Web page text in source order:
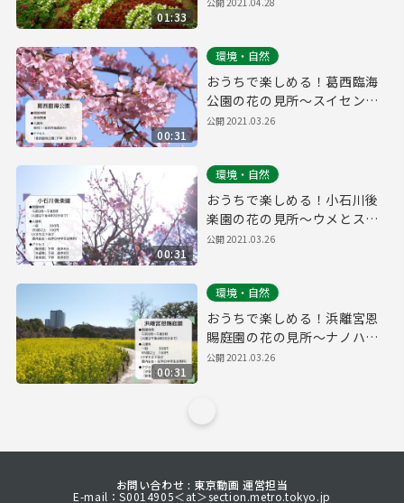
01:33
00:31
環境・自然
おうちで楽しめる！葛西臨海
公園の花の見所～スイセンと
カワヅザクラ～
公開2021.03.26
00:31
環境・自然
おうちで楽しめる！小石川後
楽園の花の見所～ウメとスイ
セン～
公開2021.03.26
00:31
環境・自然
おうちで楽しめる！浜離宮恩
賜庭園の花の見所～ナノハナ
とウメ～
公開2021.03.26
お問い合わせ : 東京動画 運営担当
E-mail：S0014905＜at＞section.metro.tokyo.jp